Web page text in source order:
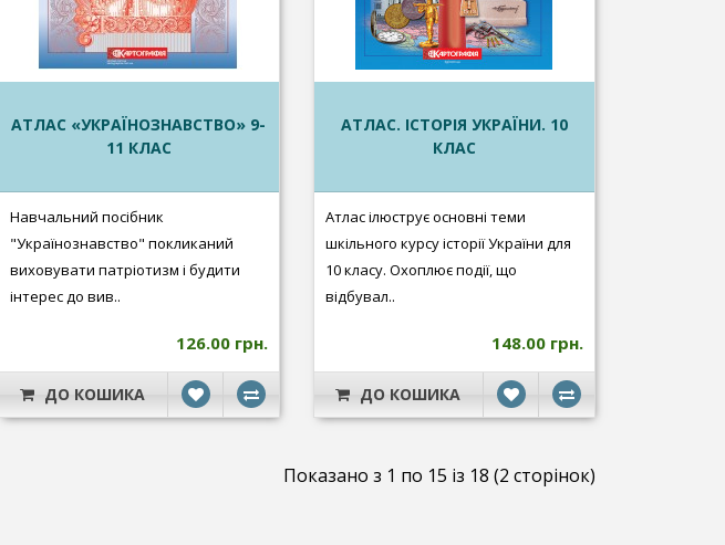
АТЛАС «УКРАЇНОЗНАВСТВО» 9-
11 КЛАС
Навчальний посібник
"Українознавство" покликаний
виховувати патріотизм і будити
інтерес до вив..
126.00 грн.
ДО КОШИКА
АТЛАС. ІСТОРІЯ УКРАЇНИ. 10
КЛАС
Атлас ілюструє основні теми
шкільного курсу історії України для
10 класу. Охоплює події, що
відбувал..
148.00 грн.
ДО КОШИКА
Показано з 1 по 15 із 18 (2 сторінок)